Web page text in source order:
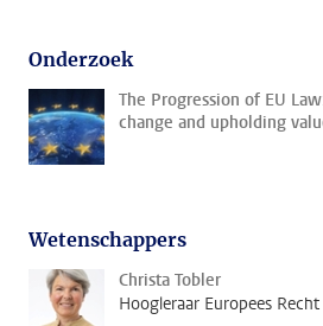
Onderzoek
The Progression of EU
change and upholding
Wetenschappers
Christa Tobler
Hoogleraar Europees